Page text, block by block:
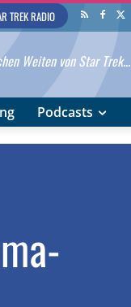
TREK RADIO
Weiten von Star Trek...
Podcasts